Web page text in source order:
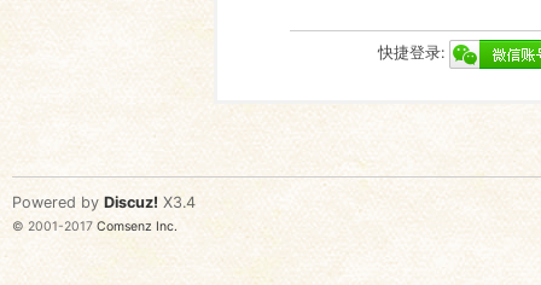
快捷登录:
Powered by Discuz! X3.4
© 2001-2017 Comsenz Inc.